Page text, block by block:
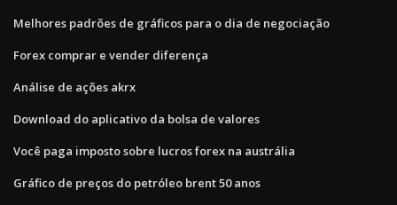
Melhores padrões de gráficos para o dia de negociação
Forex comprar e vender diferença
Análise de ações akrx
Download do aplicativo da bolsa de valores
Você paga imposto sobre lucros forex na austrália
Gráfico de preços do petróleo brent 50 anos